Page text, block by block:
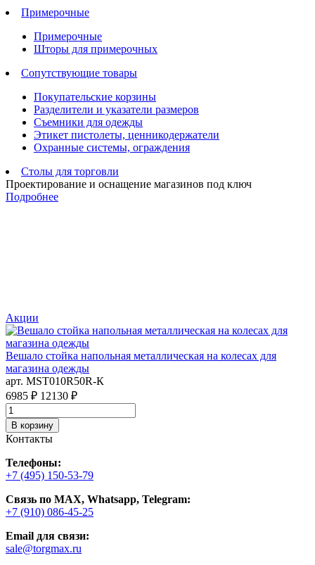
Примерочные
Примерочные
Шторы для примерочных
Сопутствующие товары
Покупательские корзины
Разделители и указатели размеров
Съемники для одежды
Этикет пистолеты, ценникодержатели
Охранные системы, ограждения
Столы для торговли
Проектирование и оснащение магазинов под ключ
Подробнее
Акции
Вешало стойка напольная металлическая на колесах для
магазина одежды
арт. MST010R50R-К
6985 ₽ 12130 ₽
В корзину
Контакты
Телефоны:
+7 (495) 150-53-79
Связь по MAX, Whatsapp, Telegram:
+7 (910) 086-45-25
Email для связи:
sale@torgmax.ru